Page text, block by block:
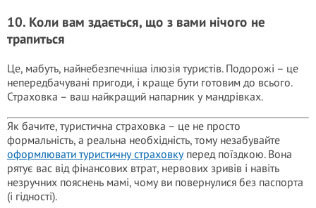
10. Коли вам здається, що з вами нічого не
трапиться
Це, мабуть, найнебезпечніша ілюзія туристів. Подорожі – це
непередбачувані пригоди, і краще бути готовим до всього.
Страховка – ваш найкращий напарник у мандрівках.
Як бачите, туристична страховка – це не просто
формальність, а реальна необхідність, тому незабувайте
оформлювати туристичну страховкуперед поїздкою. Вона
рятує вас від фінансових втрат, нервових зривів і навіть
незручних пояснень мамі, чому ви повернулися без паспорта
(і гідності).